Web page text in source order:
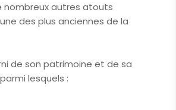
nombreux autres atouts
des plus anciennes de la
de son patrimoine et de sa
lesquels :